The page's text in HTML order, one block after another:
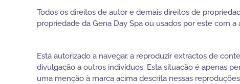
Todos os direitos de autor e demais direitos de
propriedade da Gena Day Spa ou usados por este com
Está autorizado a navegar, a reproduzir extractos de
divulgação a outros indivíduos. Esta situação é apenas
uma menção à marca acima descrita nessas